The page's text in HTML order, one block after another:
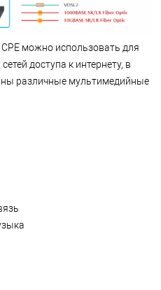
можно использовать для
доступа к интернету, в
различные мультимедийные